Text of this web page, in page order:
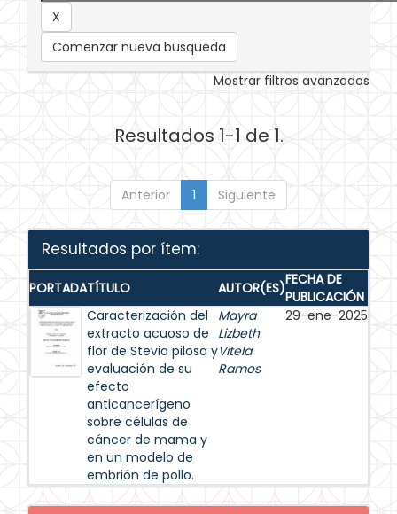
Comenzar nueva busqueda
Mostrar filtros avanzados
Resultados 1-1 de 1.
Anterior 1 Siguiente
Resultados por ítem:
PORTADATÍTULO AUTOR(ES)FECHA DE
PUBLICACIÓN
Caracterización del
extracto acuoso de
flor de Stevia pilosa y
evaluación de su
efecto
anticancerígeno
sobre células de
cáncer de mama y
en un modelo de
embrión de pollo.
Mayra
Lizbeth
Vitela
Ramos
29-ene-2025